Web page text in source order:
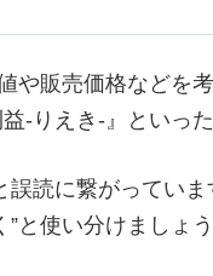
や販売価格などを
-りえき-』といっ
読に繋がってい
と使い分けましょう